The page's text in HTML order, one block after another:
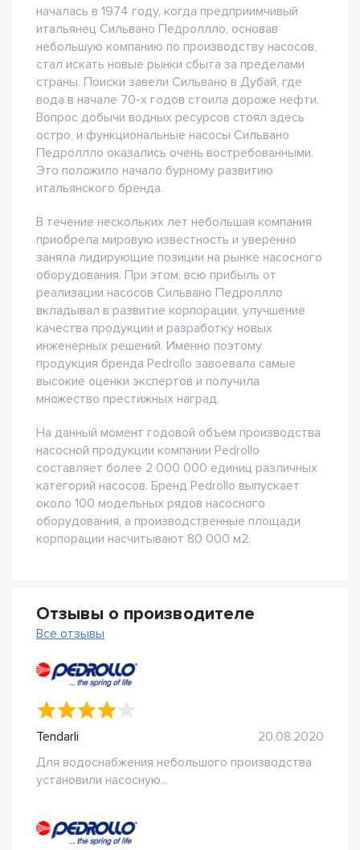
началась в 1974 году, когда предприимчивый
итальянец Сильвано Педроллло, основав
небольшую компанию по производству насосов,
стал искать новые рынки сбыта за пределами
страны. Поиски завели Сильвано в Дубай, где
вода в начале 70-х годов стоила дороже нефти.
Вопрос добычи водных ресурсов стоял здесь
остро, и функциональные насосы Сильвано
Педроллло оказались очень востребованными.
Это положило начало бурному развитию
итальянского бренда.
В течение нескольких лет небольшая компания
приобрела мировую известность и уверенно
заняла лидирующие позиции на рынке насосного
оборудования. При этом, всю прибыль от
реализации насосов Сильвано Педроллло
вкладывал в развитие корпорации, улучшение
качества продукции и разработку новых
инженерных решений. Именно поэтому
продукция бренда Pedrollo завоевала самые
высокие оценки экспертов и получила
множество престижных наград.
На данный момент годовой объем производства
насосной продукции компании Pedrollo
составляет более 2 000 000 единиц различных
категорий насосов. Бренд Pedrollo выпускает
около 100 модельных рядов насосного
оборудования, а производственные площади
корпорации насчитывают 80 000 м2.
Отзывы о производителе
Все отзывы
Tendarli
20.08.2020
Для водоснабжения небольшого производства
установили насосную...